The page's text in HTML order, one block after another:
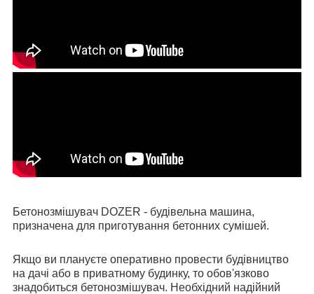
Бетонозмішувач DOZER - будівельна машина,
призначена для приготування бетонних сумішей.
Якщо ви плануєте оперативно провести будівництво
на дачі або в приватному будинку, то обов'язково
знадобиться бетонозмішувач. Необхідний надійний